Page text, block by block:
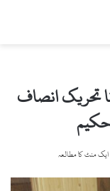
تحریک انصاف
ایک منٹ کا مطالعہ